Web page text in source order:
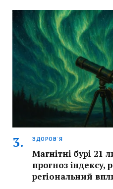
ЗДОРОВ`Я
Магнітні бурі 21
прогноз індексу,
регіональний